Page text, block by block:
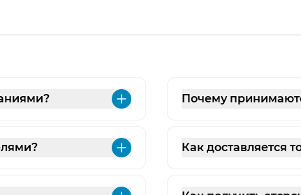
Развернуть
Почему
РазвернутьКак доставляется